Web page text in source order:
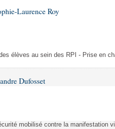
Laurence Roy
élèves au sein des RPI - Prise en
Dufosset
mobilisé contre la manifestation